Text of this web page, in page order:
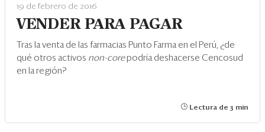
19 de febrero de 2016
VENDER PARA PAGAR
Tras la venta de las farmacias Punto Farma en el Perú, ¿de
qué otros activos non-core podría deshacerse Cencosud
en la región?
Lectura de 3 min